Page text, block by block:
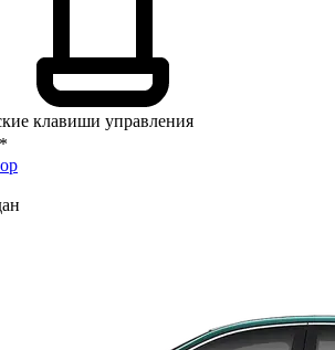
клавиши управления